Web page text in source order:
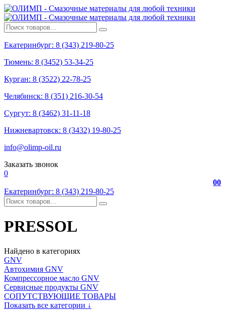
Екатеринбург: 8 (343) 219-80-25
Тюмень: 8 (3452) 53-34-25
Курган: 8 (3522) 22-78-25
Челябинск: 8 (351) 216-30-54
Сургут: 8 (3462) 31-11-18
Нижневартовск: 8 (3432) 19-80-25
info@olimp-oil.ru
Заказать звонок
0
00
Екатеринбург: 8 (343) 219-80-25
PRESSOL
Найдено в категориях
GNV
Автохимия GNV
Компрессорное масло GNV
Сервисные продукты GNV
СОПУТСТВУЮЩИЕ ТОВАРЫ
Показать все категории ↓